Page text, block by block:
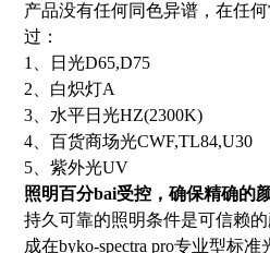
产品没有任何同色异谱，在任
过：
1、日光D65,D75
2、白炽灯A
3、水平日光HZ(2300K)
4、百货商场光CWF,TL84,U30
5、紫外光UV
照明百分bai受控，确保精确的
持久可靠的照明条件是可信赖
成在byko-spectra pro专业型标